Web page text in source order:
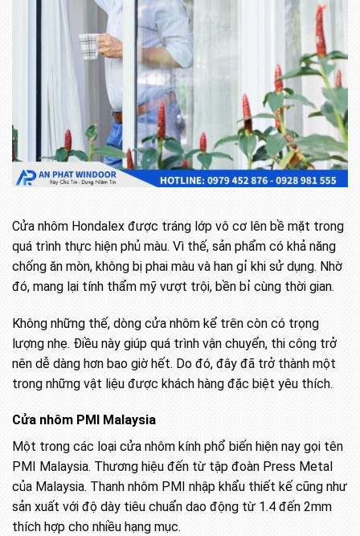
Cửa nhôm Hondalex được tráng lớp vô cơ lên bề mặt trong
quá trình thực hiện phủ màu. Vì thế, sản phẩm có khả năng
chống ăn mòn, không bị phai màu và han gỉ khi sử dụng. Nhờ
đó, mang lại tính thẩm mỹ vượt trội, bền bỉ cùng thời gian.
Không những thế, dòng cửa nhôm kể trên còn có trọng
lượng nhẹ. Điều này giúp quá trình vận chuyển, thi công trở
nên dễ dàng hơn bao giờ hết. Do đó, đây đã trở thành một
trong những vật liệu được khách hàng đặc biệt yêu thích.
Cửa nhôm PMI Malaysia
Một trong các loại cửa nhôm kính phổ biến hiện nay gọi tên
PMI Malaysia. Thương hiệu đến từ tập đoàn Press Metal
của Malaysia. Thanh nhôm PMI nhập khẩu thiết kế cũng như
sản xuất với độ dày tiêu chuẩn dao động từ 1.4 đến 2mm
thích hợp cho nhiều hạng mục.